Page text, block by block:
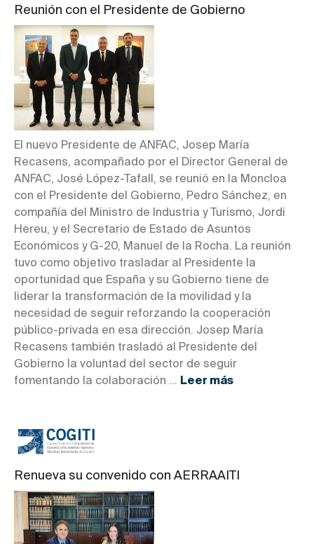
Reunión con el Presidente de Gobierno
El nuevo Presidente de ANFAC, Josep María
Recasens, acompañado por el Director General de
ANFAC, José López-Tafall, se reunió en la Moncloa
con el Presidente del Gobierno, Pedro Sánchez, en
compañía del Ministro de Industria y Turismo, Jordi
Hereu, y el Secretario de Estado de Asuntos
Económicos y G-20, Manuel de la Rocha. La reunión
tuvo como objetivo trasladar al Presidente la
oportunidad que España y su Gobierno tiene de
liderar la transformación de la movilidad y la
necesidad de seguir reforzando la cooperación
público-privada en esa dirección. Josep María
Recasens también trasladó al Presidente del
Gobierno la voluntad del sector de seguir
fomentando la colaboración ... Leer más
Renueva su convenido con AERRAAITI